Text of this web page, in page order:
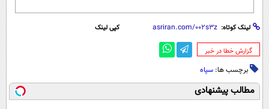
لینک کوتاه: کپی لینک
‌گزارش خطا در خبر
برچسب ها: سپاه
مطالب پیشنهادی